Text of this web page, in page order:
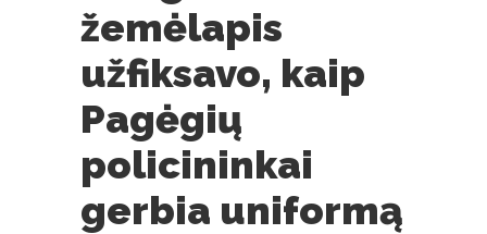
žemėlapis
užfiksavo, kaip
Pagėgių
policininkai
gerbia uniformą